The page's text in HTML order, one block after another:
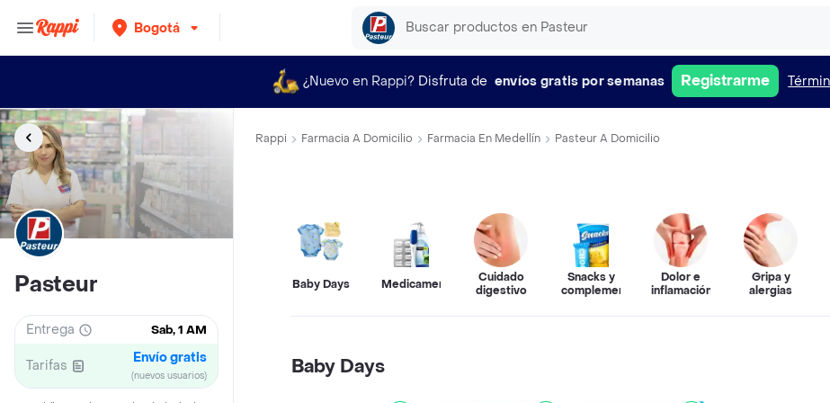
Bogotá
¿Nuevo en Rappi? Disfruta de envíos gratis por semanas Registrarme
Pasteur
Entrega Sab, 1 AM
Tarifas Envío gratis
(nuevos usuarios)
Rappi Farmacia A Domicilio Farmacia En Medellín Pasteur A Domicilio
Baby Days Medicamentos
Cuidado
digestivo
Snacks y
complementos
Dolor e
inflamación
Gripa y
alergias
Baby Days